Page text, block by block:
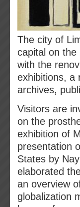
The city of
capital on the
with the
exhibitions, a
archives,
Visitors are
on the
exhibition of
presentation
States by
elaborated
an overview
globalization